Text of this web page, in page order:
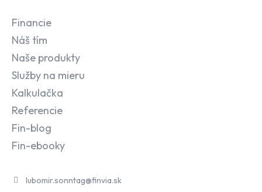
Financie
Náš tím
Naše produkty
Služby na mieru
Kalkulačka
Referencie
Fin-blog
Fin-ebooky
lubomir.sonntag@finvia.sk